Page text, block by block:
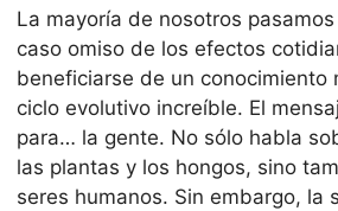
La mayoría de nosotros
caso omiso de los efectos
beneficiarse de un conocimiento
ciclo evolutivo increíble. El
para… la gente. No sólo habla
las plantas y los hongos, sino
seres humanos. Sin embargo, la